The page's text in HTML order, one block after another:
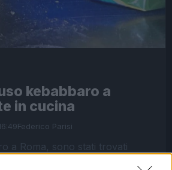
kebabbaro a
in cucina
Federico Parisi
a Roma, sono stati trovati